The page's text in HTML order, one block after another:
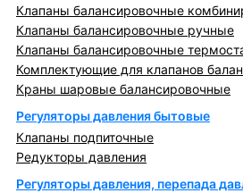
Клапаны балансировочные
Клапаны балансировочные ручные
Клапаны балансировочные
Комплектующие для клапанов
Краны шаровые балансировочные
Регуляторы давления бытовые
Клапаны подпиточные
Редукторы давления
Регуляторы давления, перепада